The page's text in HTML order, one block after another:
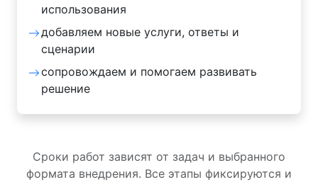
использования
добавляем новые услуги, ответы и
сценарии
сопровождаем и помогаем развивать
решение
Сроки работ зависят от задач и выбранного
формата внедрения. Все этапы фиксируются и